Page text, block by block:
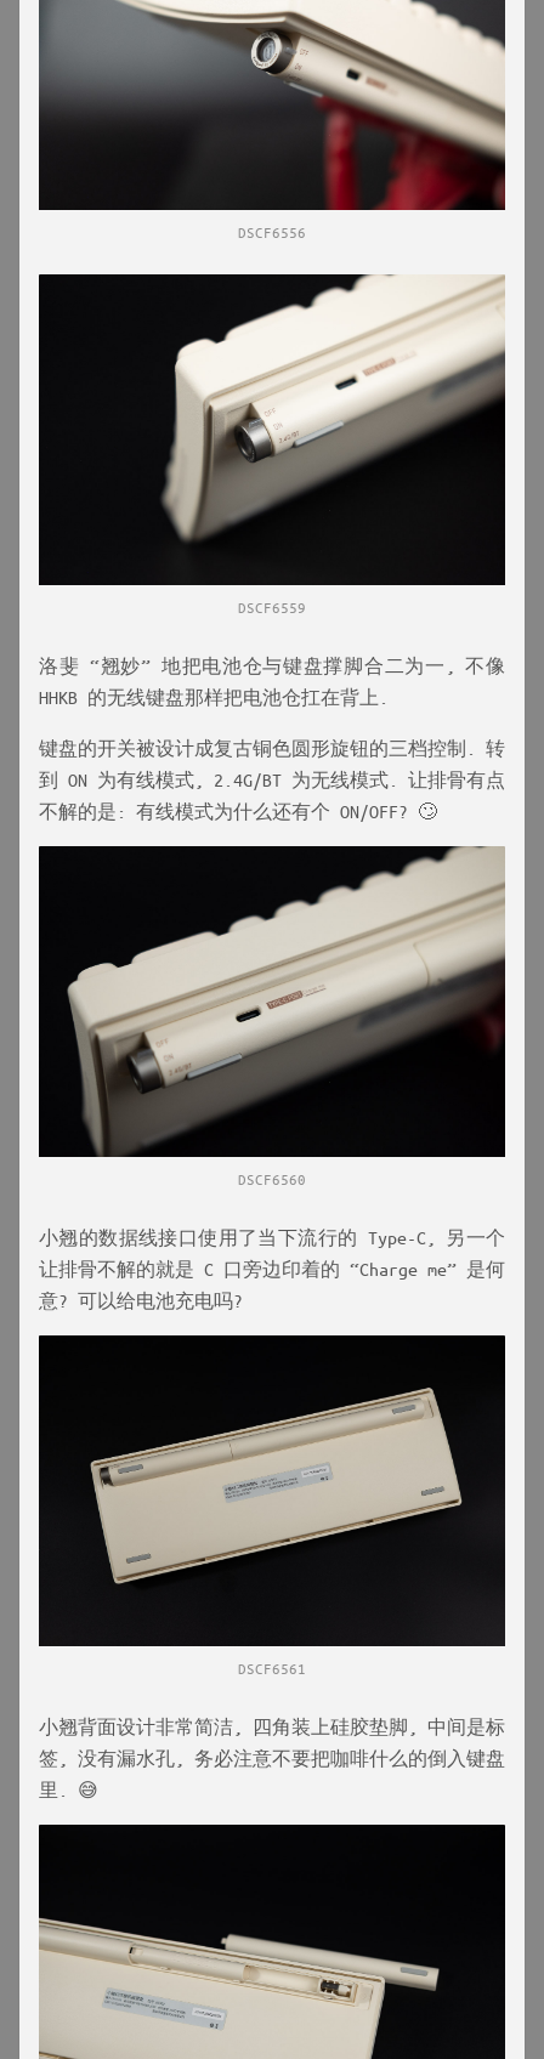
DSCF6556
DSCF6559
洛斐 “翘妙” 地把电池仓与键盘撑脚合二为一, 不像
HHKB 的无线键盘那样把电池仓扛在背上.
键盘的开关被设计成复古铜色圆形旋钮的三档控制. 转
到 ON 为有线模式, 2.4G/BT 为无线模式. 让排骨有点
不解的是: 有线模式为什么还有个 ON/OFF? 🙄
DSCF6560
小翘的数据线接口使用了当下流行的 Type-C, 另一个
让排骨不解的就是 C 口旁边印着的 “Charge me” 是何
意? 可以给电池充电吗?
DSCF6561
小翘背面设计非常简洁, 四角装上硅胶垫脚, 中间是标
签, 没有漏水孔, 务必注意不要把咖啡什么的倒入键盘
里. 😅